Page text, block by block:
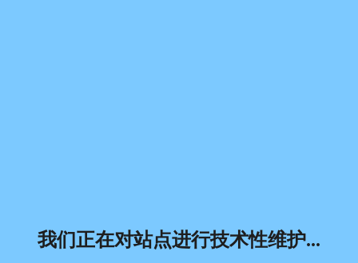
我们正在对站点进行技术性维护...